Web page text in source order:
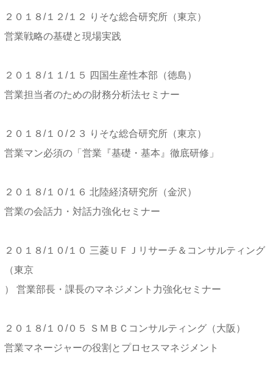
２０１８/１２/１２ りそな総合研究所（東京）
営業戦略の基礎と現場実践
２０１８/１１/１５ 四国生産性本部（徳島）
営業担当者のための財務分析法セミナー
２０１８/１０/２３ りそな総合研究所（東京）
営業マン必須の「営業『基礎・基本』徹底研修」
２０１８/１０/１６ 北陸経済研究所（金沢）
営業の会話力・対話力強化セミナー
２０１８/１０/１０ 三菱ＵＦＪリサーチ＆コンサルティング
（東京
） 営業部長・課長のマネジメント力強化セミナー
２０１８/１０/０５ ＳＭＢＣコンサルティング（大阪）
営業マネージャーの役割とプロセスマネジメント